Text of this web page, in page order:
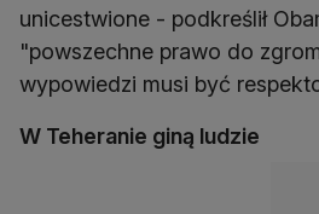
unicestwione - podkreślił
"powszechne prawo do
wypowiedzi musi być
W Teheranie giną ludzie